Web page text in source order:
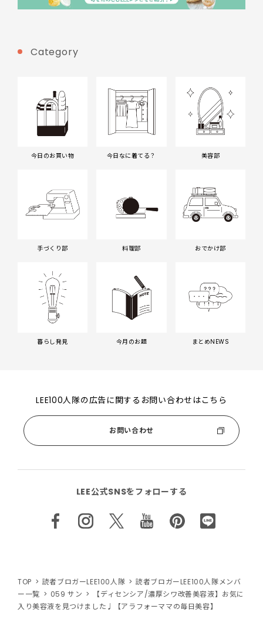
Category
今日のお買い物 今日なに着てる？ 美容部
手づくり部 料理部 おでかけ部
暮らし発見 今月のお題 まとめNEWS
LEE100人隊の広告に関するお問い合わせはこちら
お問い合わせ
LEE公式SNSをフォローする
TOP 読者ブロガーLEE100人隊
読者ブロガーLEE100人隊メンバ
ー一覧
059 サン
【ディセンシア/濃厚シワ改善美容液】お気に
入り美容液を見つけました♩【アラフォーママの毎日美容】